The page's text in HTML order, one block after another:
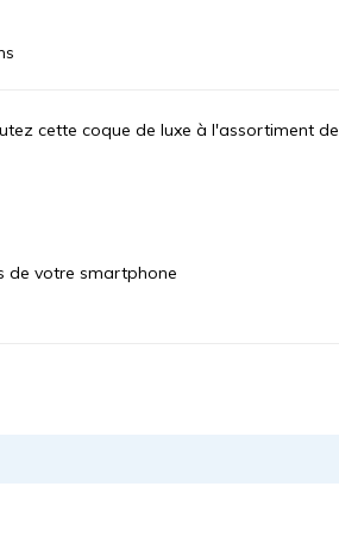
cette coque de luxe à l'assortiment de
de votre smartphone